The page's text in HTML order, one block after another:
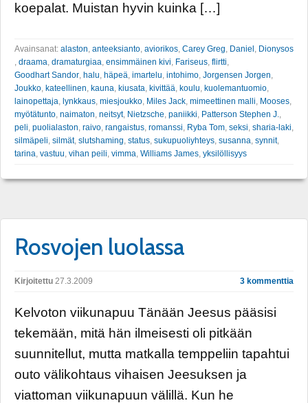
koepalat. Muistan hyvin kuinka […]
Avainsanat: alaston anteeksianto aviorikos Carey Greg Daniel Dionysos
draama dramaturgiaa ensimmäinen kivi Fariseus flirtti
Goodhart Sandor halu häpeä imartelu intohimo Jorgensen Jorgen
Joukko kateellinen kauna kiusata kivittää koulu kuolemantuomio
lainopettaja lynkkaus miesjoukko Miles Jack mimeettinen malli Mooses
myötätunto naimaton neitsyt, Nietzsche paniikki Patterson Stephen J.
peli puolialaston raivo rangaistus romanssi Ryba Tom seksi sharia-laki
silmäpeli silmät, slutshaming status sukupuoliyhteys susanna synnit,
tarina vastuu vihan peili vimma Williams James yksilöllisyys
Rosvojen luolassa
Kirjoitettu 27.3.2009 3 kommenttia
Kelvoton viikunapuu Tänään Jeesus pääsisi
tekemään, mitä hän ilmeisesti oli pitkään
suunnitellut, mutta matkalla temppeliin tapahtui
outo välikohtaus vihaisen Jeesuksen ja
viattoman viikunapuun välillä. Kun he